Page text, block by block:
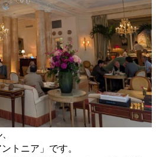
トニア」です。